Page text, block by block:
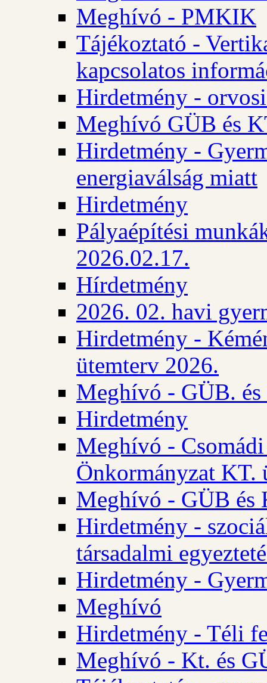
Meghívó - PMKIK
Tájékoztató -
kapcsolatos
Hirdetmény -
Meghívó GÜB és
Hirdetmény -
energiaválság miatt
Hirdetmény
Pályaépítési
2026.02.17.
Hírdetmény
2026. 02. havi
Hirdetmény -
ütemterv 2026.
Meghívó - GÜB.
Hirdetmény
Meghívó -
Önkormányzat KT.
Meghívó - GÜB és
Hirdetmény -
társadalmi
Hirdetmény -
Meghívó
Hirdetmény - Téli
Meghívó - Kt. és